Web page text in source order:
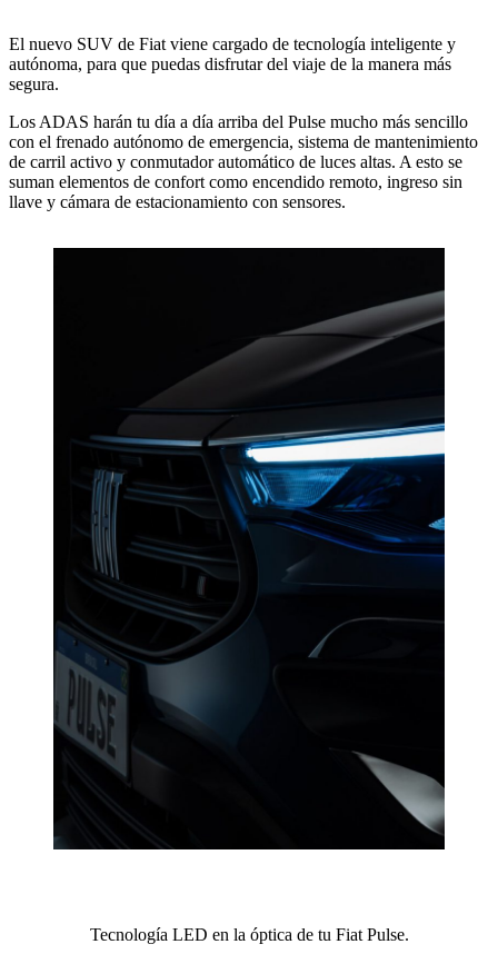
El nuevo SUV de Fiat viene cargado de tecnología inteligente y
autónoma, para que puedas disfrutar del viaje de la manera más
segura.
Los ADAS harán tu día a día arriba del Pulse mucho más sencillo
con el frenado autónomo de emergencia, sistema de mantenimiento
de carril activo y conmutador automático de luces altas. A esto se
suman elementos de confort como encendido remoto, ingreso sin
llave y cámara de estacionamiento con sensores.
Tecnología LED en la óptica de tu Fiat Pulse.